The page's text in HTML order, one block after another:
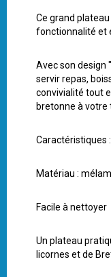
Ce grand
fonctionnalité et
Avec son design
servir repas,
convivialité tout
bretonne à votre
Caractéristiques
Matériau :
Facile à nettoyer
Un plateau
licornes et de